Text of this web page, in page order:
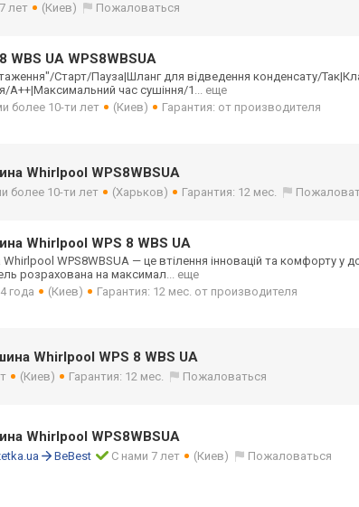
лет (Киев) Пожаловаться
WBS UA WPS8WBSUA
"/Старт/Пауза|Шланг для відведення конденсату/Так|
я/A++|Максимальний час сушіння/1 ... еще
более 10-ти лет (Киев)
Гарантия: от производителя
Whirlpool WPS8WBSUA
более 10-ти лет (Харьков) Гарантия: 12 мес.
Whirlpool WPS 8 WBS UA
WPS8WBSUA — це втілення інновацій та комфорту у
розрахована на максимал... еще
года (Киев)
Гарантия: 12 мес. от производителя
Whirlpool WPS 8 WBS UA
(Киев) Гарантия: 12 мес. Пожаловаться
Whirlpool WPS8WBSUA
BeBest С нами 7 лет (Киев) Пожаловаться